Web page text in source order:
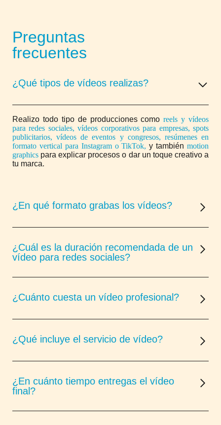
Preguntas
frecuentes
¿Qué tipos de vídeos realizas?
Realizo todo tipo de producciones comoreels y vídeos
para redes sociales, vídeos corporativos para empresas, spots
publicitarios, vídeos de eventos y congresos, resúmenes en
formato vertical para Instagram o TikTok, y también motion
graphics para explicar procesos o dar un toque creativo a
tu marca.
¿En qué formato grabas los vídeos?
¿Cuál es la duración recomendada de un
vídeo para redes sociales?
¿Cuánto cuesta un vídeo profesional?
¿Qué incluye el servicio de vídeo?
¿En cuánto tiempo entregas el vídeo
final?